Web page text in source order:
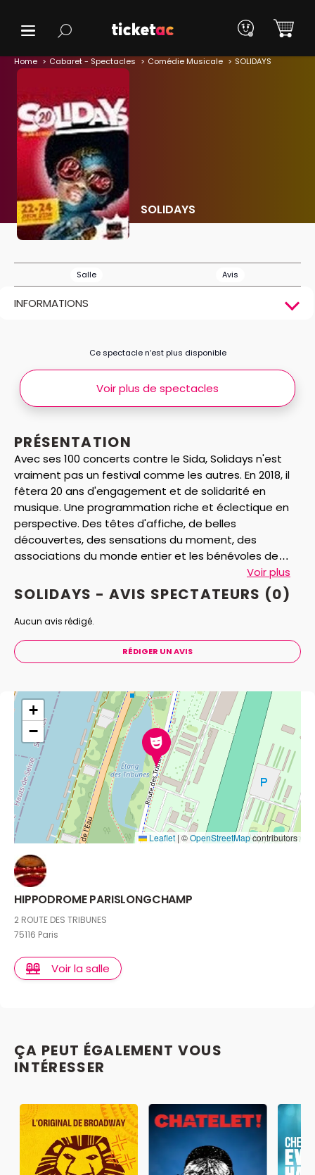
Home Cabaret - Spectacles Comédie Musicale SOLIDAYS
SOLIDAYS
Salle Avis
INFORMATIONS
PRÉSENTATION
Avec ses 100 concerts contre le Sida, Solidays n'est
vraiment pas un festival comme les autres. En 2018, il
fêtera 20 ans d'engagement et de solidarité en
musique. Une programmation riche et éclectique en
perspective. Des têtes d'affiche, de belles
découvertes, des sensations du moment, des
associations du monde entier et les bénévoles de
Solidarité Sida s'y donneront rendez-vous pour faire
vibrer Longchamp.
Programme :
Avec : Bagarre, Camille, Chinese Man, David Guetta,
Eddy de Pretto, IAM, Jain, Meute, Mura Masa, Nekfeu,
ne sont pas autorisés pour ce spectacle.
IMPORTANT : pour cet événement, un billet
électronique définitif vous sera envoyé par mail. Il
est impératif de l'imprimer sur une page au
format A4 (en aucun cas la présentation du billet
sur un téléphone et/ou une contremarque ne
permettra d'accéder à la salle).
Programmation sous réserve d'être modifiée.
Voir plus
Ce spectacle n’est plus disponible
Voir plus de spectacles
SOLIDAYS - AVIS SPECTATEURS (0)
Aucun avis rédigé.
RÉDIGER UN AVIS
+
−
Leaflet | ©OpenStreetMapcontributors
HIPPODROME PARISLONGCHAMP
2 ROUTE DES TRIBUNES
75116 Paris
Voir la salle
ÇA PEUT ÉGALEMENT VOUS
INTÉRESSER